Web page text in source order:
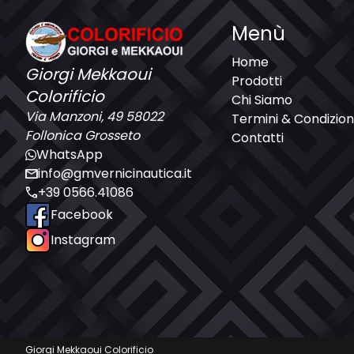
Giorgi Mekkaoui
Colorificio
Via Manzoni, 49 58022
Follonica Grosseto
WhatsApp
mailinfo@gmvernicinautica.it
call+39 0566.41086
Facebook
Instagram
Menù
Home
Prodotti
Chi Siamo
Termini &
Contatti
Giorgi Mekkaoui Colorificio